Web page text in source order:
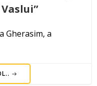
Gherasim, a